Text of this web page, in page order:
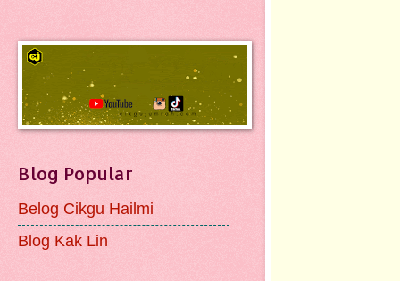
Blog Popular
Belog Cikgu Hailmi
Blog Kak Lin